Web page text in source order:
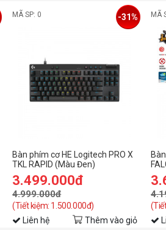
MÃ SP: 0
Bàn phím cơ HE Logitech PRO X
TKL RAPID (Màu Đen)
3.499.000đ
4.999.000đ
(Tiết kiệm: 1.500.000đ)
-31%
Liên hệ Thêm vào giỏ
MÃ